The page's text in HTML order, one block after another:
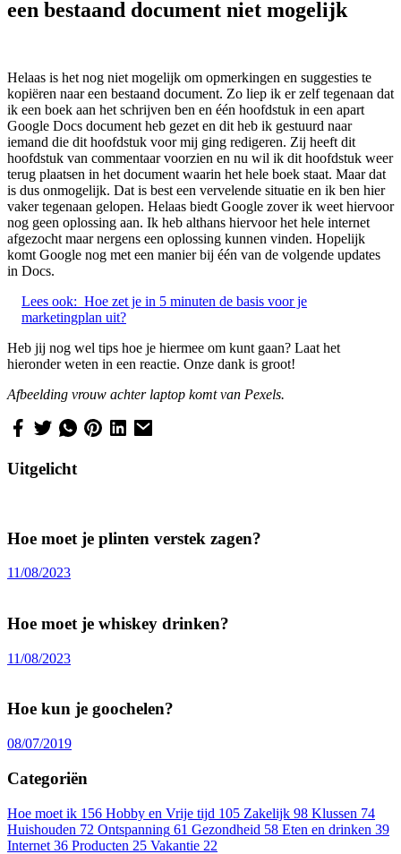
een bestaand document niet mogelijk
Helaas is het nog niet mogelijk om opmerkingen en suggesties te
kopiëren naar een bestaand document. Zo liep ik er zelf tegenaan dat
ik een boek aan het schrijven ben en één hoofdstuk in een apart
Google Docs document heb gezet en dit heb ik gestuurd naar
iemand die dit hoofdstuk voor mij ging redigeren. Zij heeft dit
hoofdstuk van commentaar voorzien en nu wil ik dit hoofdstuk weer
terug plaatsen in het document waarin het hele boek staat. Maar dat
is dus onmogelijk. Dat is best een vervelende situatie en ik ben hier
vaker tegenaan gelopen. Helaas biedt Google zover ik weet hiervoor
nog geen oplossing aan. Ik heb althans hiervoor het hele internet
afgezocht maar nergens een oplossing kunnen vinden. Hopelijk
komt Google nog met een manier bij één van de volgende updates
in Docs.
Lees ook: Hoe zet je in 5 minuten de basis voor je
marketingplan uit?
Heb jij nog wel tips hoe je hiermee om kunt gaan? Laat het
hieronder weten in een reactie. Onze dank is groot!
Afbeelding vrouw achter laptop komt van Pexels.
Uitgelicht
Hoe moet je plinten verstek zagen?
11/08/2023
Hoe moet je whiskey drinken?
11/08/2023
Hoe kun je goochelen?
08/07/2019
Categoriën
Hoe moet ik 156 Hobby en Vrije tijd 105 Zakelijk 98 Klussen 74
Huishouden 72 Ontspanning 61 Gezondheid 58 Eten en drinken 39
Internet 36 Producten 25 Vakantie 22